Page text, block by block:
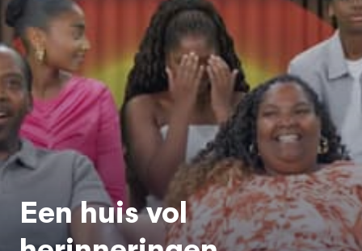
Een huis vol